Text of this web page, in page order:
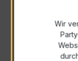
Zur
Wir